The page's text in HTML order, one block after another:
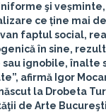
şi veșminte
ce ține mai
faptul social,
în sine,
ignobile, înalte
afirmă Igor
la Drobeta
de Arte